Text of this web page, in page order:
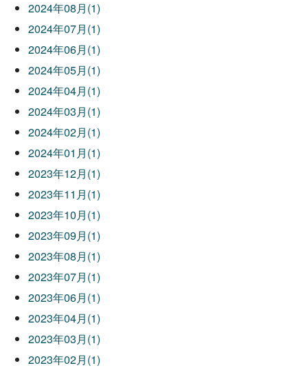
2024年08月(1)
2024年07月(1)
2024年06月(1)
2024年05月(1)
2024年04月(1)
2024年03月(1)
2024年02月(1)
2024年01月(1)
2023年12月(1)
2023年11月(1)
2023年10月(1)
2023年09月(1)
2023年08月(1)
2023年07月(1)
2023年06月(1)
2023年04月(1)
2023年03月(1)
2023年02月(1)